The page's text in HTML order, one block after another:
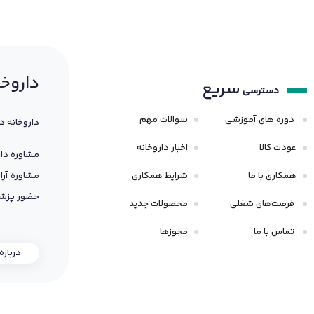
دسترسی سریع
دوره های آموزشی
عودت کالا
همکاری با ما
فرصت‌های شغلی
تماس با ما
سوالات مهم
اخبار داروخانه
شرایط همکاری
محصولات جدید
مجوزها
مشاوره
مشاوره
حضور